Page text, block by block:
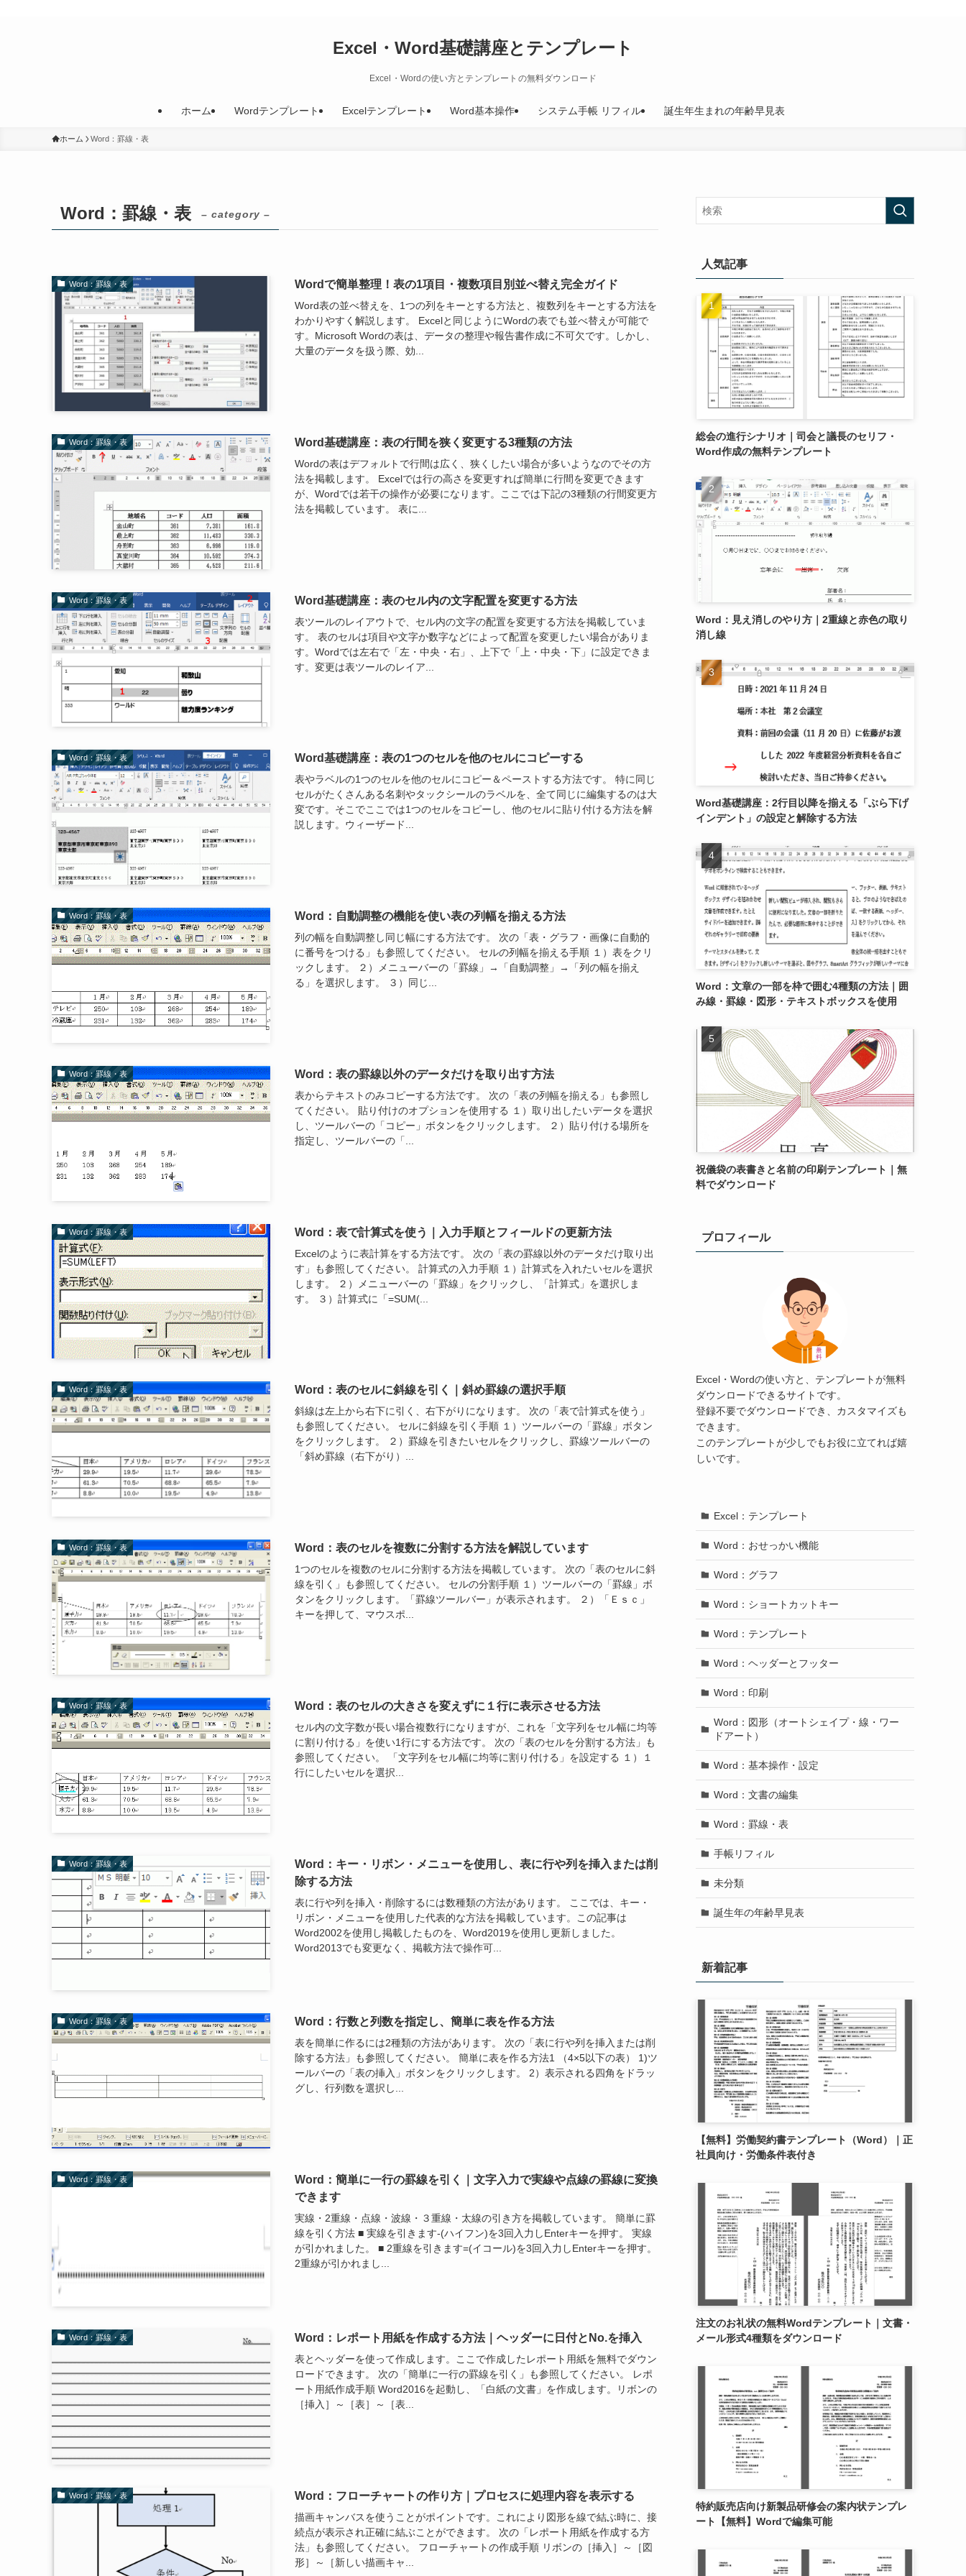
Excel・Word基礎講座とテンプレート
Excel・Wordの使い方とテンプレートの無料ダウンロード
ホーム Wordテンプレート Excelテンプレート Word基本操作 システム手帳 リフィル 誕生年生まれの年齢早見表
ホーム Word：罫線・表
Word：罫線・表 – category –
Word：罫線・表 Wordで簡単整理！表の1項目・複数項目別並べ替え完全ガイド
Word表の並べ替えを、1つの列をキーとする方法と、複数列をキーとする方法を
わかりやすく解説します。 Excelと同じようにWordの表でも並べ替えが可能で
す。Microsoft Wordの表は、データの整理や報告書作成に不可欠です。しかし、
大量のデータを扱う際、効...
Word：罫線・表 Word基礎講座：表の行間を狭く変更する3種類の方法
Wordの表はデフォルトで行間は広く、狭くしたい場合が多いようなのでその方
法を掲載します。 Excelでは行の高さを変更すれば簡単に行間を変更できます
が、Wordでは若干の操作が必要になります。ここでは下記の3種類の行間変更方
法を掲載しています。 表に...
Word：罫線・表 Word基礎講座：表のセル内の文字配置を変更する方法
表ツールのレイアウトで、セル内の文字の配置を変更する方法を掲載していま
す。 表のセルは項目や文字か数字などによって配置を変更したい場合がありま
す。Wordでは左右で「左・中央・右」、上下で「上・中央・下」に設定できま
す。変更は表ツールのレイア...
Word：罫線・表 Word基礎講座：表の1つのセルを他のセルにコピーする
表やラベルの1つのセルを他のセルにコピー＆ペーストする方法です。 特に同じ
セルがたくさんある名刺やタックシールのラベルを、全て同じに編集するのは大
変です。そこでここでは1つのセルをコピーし、他のセルに貼り付ける方法を解
説します。ウィーザード...
Word：罫線・表 Word：自動調整の機能を使い表の列幅を揃える方法
列の幅を自動調整し同じ幅にする方法です。 次の「表・グラフ・画像に自動的
に番号をつける」も参照してください。 セルの列幅を揃える手順 １）表をクリ
ックします。 ２）メニューバーの「罫線」→「自動調整」→「列の幅を揃え
る」を選択します。 ３）同じ...
Word：罫線・表 Word：表の罫線以外のデータだけを取り出す方法
表からテキストのみコピーする方法です。 次の「表の列幅を揃える」も参照し
てください。 貼り付けのオプションを使用する １）取り出したいデータを選択
し、ツールバーの「コピー」ボタンをクリックします。 ２）貼り付ける場所を
指定し、ツールバーの「...
Word：罫線・表 Word：表で計算式を使う｜入力手順とフィールドの更新方法
Excelのように表計算をする方法です。 次の「表の罫線以外のデータだけ取り出
す」も参照してください。 計算式の入力手順 １）計算式を入れたいセルを選択
します。 ２）メニューバーの「罫線」をクリックし、「計算式」を選択しま
す。 ３）計算式に「=SUM(...
Word：罫線・表 Word：表のセルに斜線を引く｜斜め罫線の選択手順
斜線は左上から右下に引く、右下がりになります。 次の「表で計算式を使う」
も参照してください。 セルに斜線を引く手順 １）ツールバーの「罫線」ボタン
をクリックします。 ２）罫線を引きたいセルをクリックし、罫線ツールバーの
「斜め罫線（右下がり）...
Word：罫線・表 Word：表のセルを複数に分割する方法を解説しています
1つのセルを複数のセルに分割する方法を掲載しています。 次の「表のセルに斜
線を引く」も参照してください。 セルの分割手順 １）ツールバーの「罫線」ボ
タンをクリックします。「罫線ツールバー」が表示されます。 ２）「Ｅｓｃ」
キーを押して、マウスポ...
Word：罫線・表 Word：表のセルの大きさを変えずに１行に表示させる方法
セル内の文字数が長い場合複数行になりますが、これを「文字列をセル幅に均等
に割り付ける」を使い1行にする方法です。 次の「表のセルを分割する方法」も
参照してください。 「文字列をセル幅に均等に割り付ける」を設定する １）１
行にしたいセルを選択...
Word：罫線・表
Word：キー・リボン・メニューを使用し、表に行や列を挿入または削
除する方法
表に行や列を挿入・削除するには数種類の方法があります。 ここでは、キー・
リボン・メニューを使用した代表的な方法を掲載しています。この記事は
Word2002を使用し掲載したものを、Word2019を使用し更新しました。
Word2013でも変更なく、掲載方法で操作可...
Word：罫線・表 Word：行数と列数を指定し、簡単に表を作る方法
表を簡単に作るには2種類の方法があります。 次の「表に行や列を挿入または削
除する方法」も参照してください。 簡単に表を作る方法1 （4×5以下の表） 1)ツ
ールバーの「表の挿入」ボタンをクリックします。 2）表示される四角をドラッ
グし、行列数を選択し...
Word：罫線・表
Word：簡単に一行の罫線を引く｜文字入力で実線や点線の罫線に変換
できます
実線・2重線・点線・波線・３重線・太線の引き方を掲載しています。 簡単に罫
線を引く方法 ■ 実線を引きます-(ハイフン)を3回入力しEnterキーを押す。 実線
が引かれました。 ■ 2重線を引きます=(イコール)を3回入力しEnterキーを押す。
2重線が引かれまし...
Word：罫線・表 Word：レポート用紙を作成する方法｜ヘッダーに日付とNo.を挿入
表とヘッダーを使って作成します。ここで作成したレポート用紙を無料でダウン
ロードできます。 次の「簡単に一行の罫線を引く」も参照してください。 レポ
ート用紙作成手順 Word2016を起動し、「白紙の文書」を作成します。リボンの
［挿入］～［表］～［表...
Word：罫線・表 Word：フローチャートの作り方｜プロセスに処理内容を表示する
描画キャンバスを使うことがポイントです。これにより図形を線で結ぶ時に、接
続点が表示され正確に結ぶことができます。 次の「レポート用紙を作成する方
法」も参照してください。 フローチャートの作成手順 リボンの［挿入］～［図
形］～［新しい描画キャ...
人気記事
総会の進行シナリオ｜司会と議長のセリフ・
Word作成の無料テンプレート
Word：見え消しのやり方｜2重線と赤色の取り
消し線
Word基礎講座：2行目以降を揃える「ぶら下げ
インデント」の設定と解除する方法
Word：文章の一部を枠で囲む4種類の方法｜囲
み線・罫線・図形・テキストボックスを使用
祝儀袋の表書きと名前の印刷テンプレート｜無
料でダウンロード
プロフィール
Excel・Wordの使い方と、テンプレートが無料
ダウンロードできるサイトです。
登録不要でダウンロードでき、カスタマイズも
できます。
このテンプレートが少しでもお役に立てれば嬉
しいです。
Excel：テンプレート
Word：おせっかい機能
Word：グラフ
Word：ショートカットキー
Word：テンプレート
Word：ヘッダーとフッター
Word：印刷
Word：図形（オートシェイプ・線・ワー
ドアート）
Word：基本操作・設定
Word：文書の編集
Word：罫線・表
手帳リフィル
未分類
誕生年の年齢早見表
新着記事
【無料】労働契約書テンプレート（Word）｜正
社員向け・労働条件表付き
注文のお礼状の無料Wordテンプレート｜文書・
メール形式4種類をダウンロード
特約販売店向け新製品研修会の案内状テンプレ
ート【無料】Wordで編集可能